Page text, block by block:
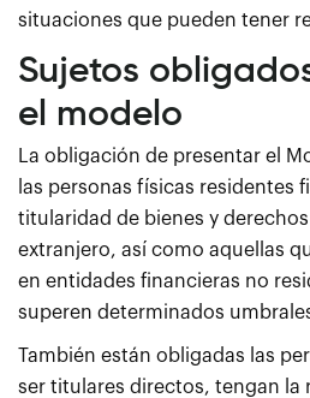
situaciones que pueden tener
Sujetos
el modelo
La obligación de presentar el
las personas físicas residentes
titularidad de bienes y
extranjero, así como aquellas
en entidades financieras no
superen determinados
También están obligadas las
ser titulares directos, tengan la